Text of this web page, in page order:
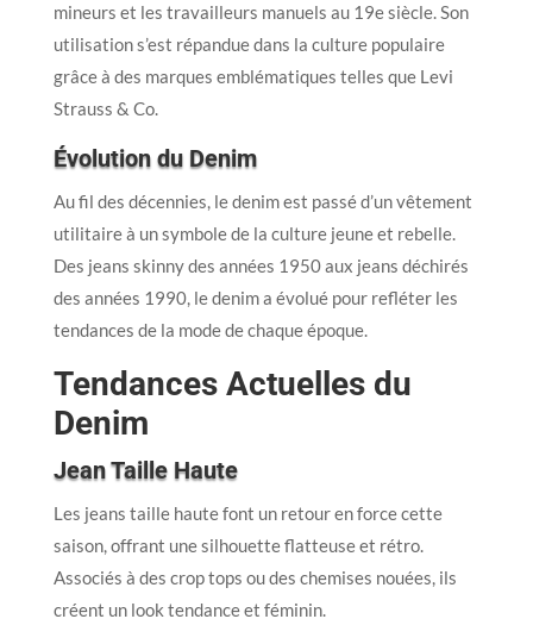
mineurs et les travailleurs manuels au 19e siècle. Son
utilisation s’est répandue dans la culture populaire
grâce à des marques emblématiques telles que Levi
Strauss & Co.
Évolution du Denim
Au fil des décennies, le denim est passé d’un vêtement
utilitaire à un symbole de la culture jeune et rebelle.
Des jeans skinny des années 1950 aux jeans déchirés
des années 1990, le denim a évolué pour refléter les
tendances de la mode de chaque époque.
Tendances Actuelles du
Denim
Jean Taille Haute
Les jeans taille haute font un retour en force cette
saison, offrant une silhouette flatteuse et rétro.
Associés à des crop tops ou des chemises nouées, ils
créent un look tendance et féminin.